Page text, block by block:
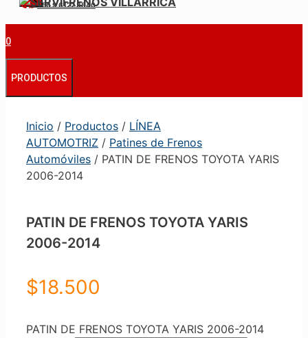
+56 9 6122 3840
0
PRODUCTOS
Inicio / Productos / LÍNEA
AUTOMOTRIZ / Patines de Frenos
Automóviles / PATIN DE FRENOS TOYOTA YARIS
2006-2014
PATIN DE FRENOS TOYOTA YARIS
2006-2014
$18.500
PATIN DE FRENOS TOYOTA YARIS 2006-2014